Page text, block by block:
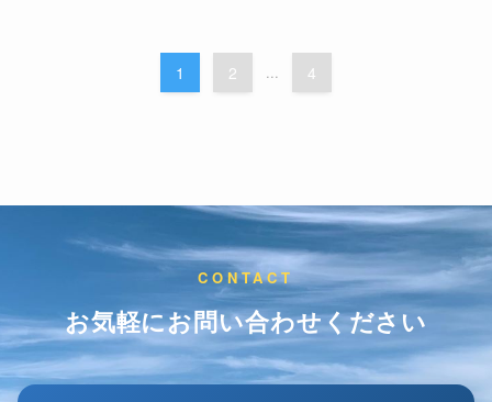
1 2 ... 4
CONTACT
お気軽にお問い合わせください